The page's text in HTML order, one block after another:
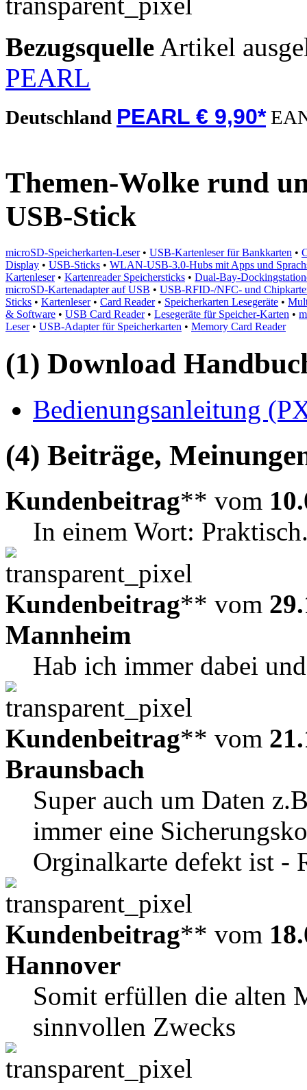
Bezugsquelle Artikel
PEARL
Deutschland PEARL € 9,90*
Themen-Wolke rund
USB-Stick
microSD-Speicherkarten-Leser• USB-Kartenleser für Bankkarten •
Display • USB-Sticks • WLAN-USB-3.0-Hubs mit Apps und
Kartenleser• Kartenreader Speichersticks • Dual-Bay-
microSD-Kartenadapter auf USB • USB-RFID-/NFC- und
Sticks • Kartenleser• Card Reader• Speicherkarten Lesegeräte •
& Software • USB Card Reader• Lesegeräte für Speicher-Karten •
Leser• USB-Adapter für Speicherkarten • Memory Card Reader
(1) Download
Bedienungsanleitung
(4) Beiträge,
Kundenbeitrag** vom
In einem Wort:
Kundenbeitrag** vom
Mannheim
Hab ich immer dabei
Kundenbeitrag** vom
Braunsbach
Super auch um Daten
immer eine
Orginalkarte defekt ist -
Kundenbeitrag** vom
Hannover
Somit erfüllen die alten
sinnvollen Zwecks